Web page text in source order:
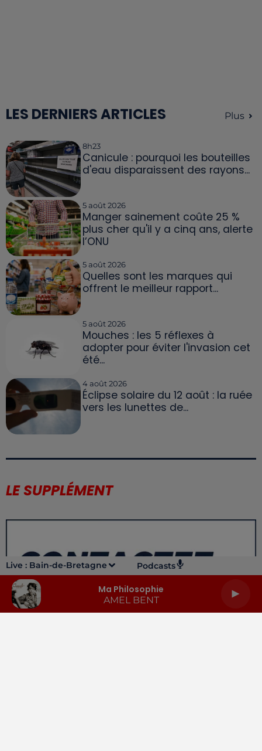
Live : Bain-de-Bretagne Podcasts
Ma Philosophie
AMEL BENT
LES DERNIERS ARTICLES Plus
8h23
Canicule : pourquoi les bouteilles
d'eau disparaissent des rayons...
5 août 2026
Manger sainement coûte 25 %
plus cher qu'il y a cinq ans, alerte
l’ONU
5 août 2026
Quelles sont les marques qui
offrent le meilleur rapport...
5 août 2026
Mouches : les 5 réflexes à
adopter pour éviter l'invasion cet
été...
4 août 2026
Éclipse solaire du 12 août : la ruée
vers les lunettes de...
LE SUPPLÉMENT